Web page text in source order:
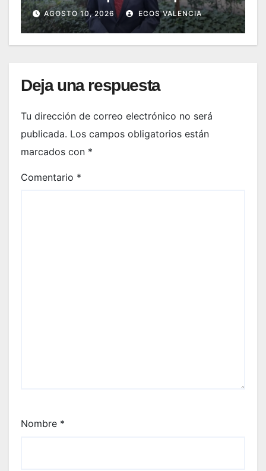
AGOSTO 10, 2026 ECOS VALENCIA
Deja una respuesta
Tu dirección de correo electrónico no será
publicada. Los campos obligatorios están
marcados con *
Comentario *
Nombre *